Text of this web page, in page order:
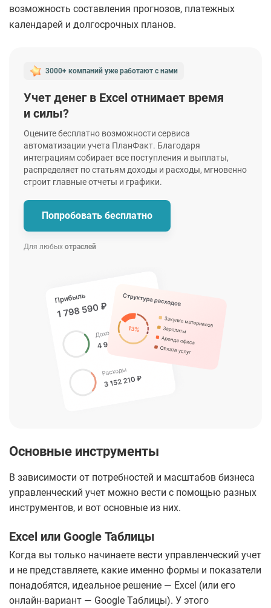
возможность составления прогнозов, платежных
календарей и долгосрочных планов.
3000+ компаний уже работают с нами
Учет денег в Excel отнимает время
и силы?
Оцените бесплатно возможности сервиса
автоматизации учета ПланФакт. Благодаря
интеграциям собирает все поступления и выплаты,
распределяет по статьям доходы и расходы, мгновенно
строит главные отчеты и графики.
Попробовать бесплатно
Для любых отраслей
Основные инструменты
В зависимости от потребностей и масштабов бизнеса
управленческий учет можно вести с помощью разных
инструментов, и вот основные из них.
Excel или Google Таблицы
Когда вы только начинаете вести управленческий учет
и не представляете, какие именно формы и показатели
понадобятся, идеальное решение — Excel (или его
онлайн-вариант — Google Таблицы). У этого